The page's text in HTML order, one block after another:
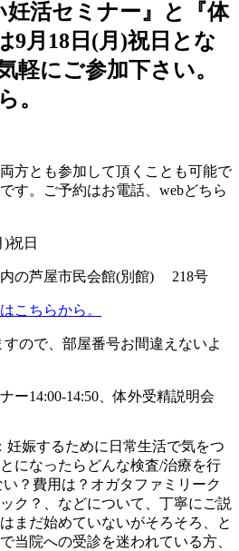
活セミナー』と『体
9月18日(月)祝日とな
軽にご参加下さい。
。
方とも参加して頂くことも可能で
す。ご予約はお電話、webどちら
祝日
の芦屋市民会館(別館) 218号
こちらから。
ので、部屋番号お間違えないよ
ー14:00-14:50、体外受精説明会
妊娠するために日常生活で気をつ
になったらどんな検査/治療を行
？費用は？オガタファミリーク
ク？、などについて、丁寧にご説
まだ始めていないがそろそろ、と
当院への受診を迷われている方、